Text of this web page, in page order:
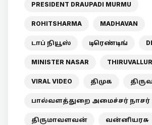
PRESIDENT DRAUPADI MURMU
ROHITSHARMA MADHAVAN
டாப் நியூஸ் டிரெண்டிங்
MINISTER NASAR THIRUVALLUR
VIRAL VIDEO திமுக
பால்வளத்துறை அமைச்சர் நாசர்
திருமாவளவன் வன்னியரசு